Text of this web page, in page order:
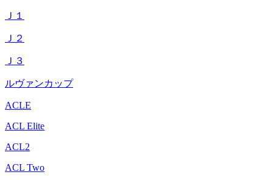
Ｊ１
Ｊ２
Ｊ３
ルヴァンカップ
ACLE
ACL Elite
ACL2
ACL Two